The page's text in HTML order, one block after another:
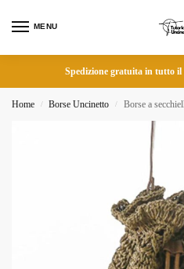
MENU
Spedizione gratuita in tutto
Home / Borse Uncinetto / Borse a